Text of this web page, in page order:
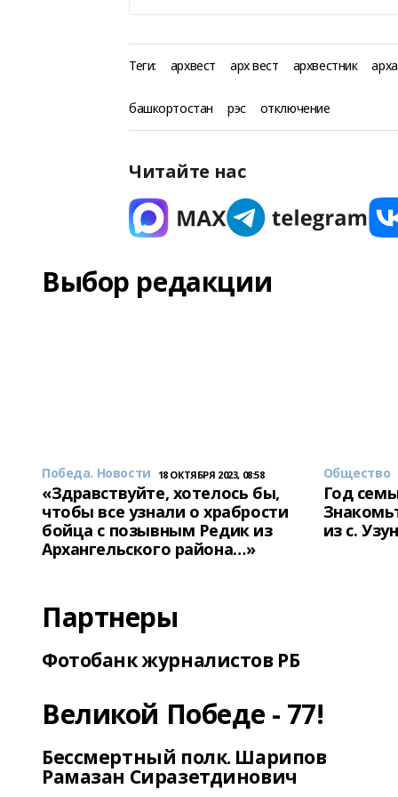
Теги: архвест арх вест архвестник
башкортостан рэс отключение
Читайте нас
Выбор редакции
Победа. Новости 18 ОКТЯБРЯ 2023, 08:58
«Здравствуйте, хотелось бы,
чтобы все узнали о храбрости
бойца с позывным Редик из
Архангельского района…»
Общество
Год
из с.
Партнеры
Фотобанк журналистов РБ
Великой Победе - 77!
Бессмертный полк. Шарипов
Рамазан Сиразетдинович